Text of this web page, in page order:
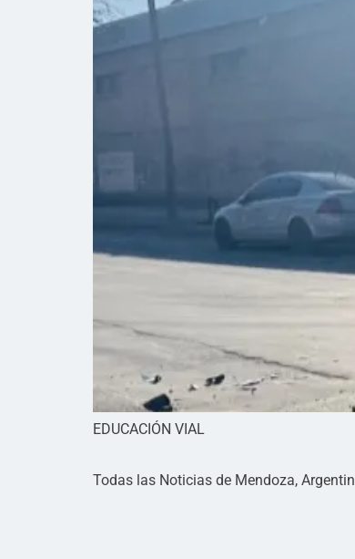
EDUCACIÓN VIAL
Todas las Noticias de Mendoza,